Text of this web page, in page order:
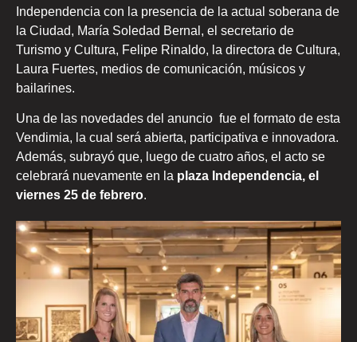
Independencia con la presencia de la actual soberana de
la Ciudad, María Soledad Bernal, el secretario de
Turismo y Cultura, Felipe Rinaldo, la directora de Cultura,
Laura Fuertes, medios de comunicación, músicos y
bailarines.
Una de las novedades del anuncio fue el formato de esta
Vendimia, la cual será abierta, participativa e innovadora.
Además, subrayó que, luego de cuatro años, el acto se
celebrará nuevamente en la plaza Independencia, el
viernes 25 de febrero.